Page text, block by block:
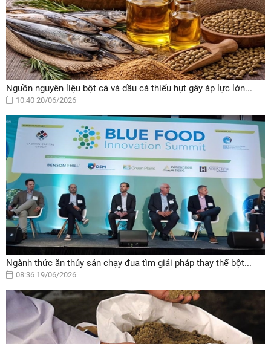
Nguồn nguyên liệu bột cá và dầu cá thiếu hụt gây áp lực lớn...
10:40 20/06/2026
Ngành thức ăn thủy sản chạy đua tìm giải pháp thay thế bột...
08:36 19/06/2026